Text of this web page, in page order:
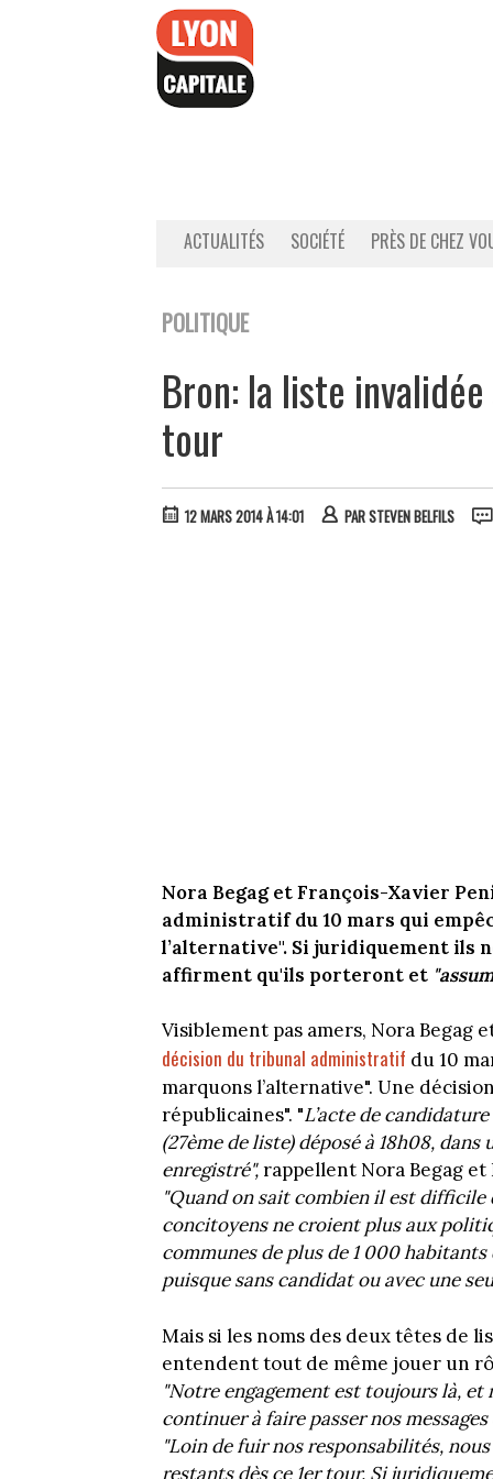
ACTUALITÉS SOCIÉTÉ PRÈS DE CHEZ
POLITIQUE
Bron: la liste
tour
12 MARS 2014 À 14:01 PARSTEVEN BELFILS
Nora Begag et François-Xavier
administratif du 10 mars qui
l’alternative". Si juridiquement ils
affirment qu'ils porteront et
Visiblement pas amers, Nora Begag
décision du tribunal administratif du 10
marquons l’alternative". Une
républicaines". "L’acte de
(27ème de liste) déposé à 18h08,
enregistré",rappellent Nora Begag
"Quand on sait combien il est
concitoyens ne croient plus aux
communes de plus de 1 000
puisque sans candidat ou avec une
Mais si les noms des deux têtes de
entendent tout de même jouer un
"Notre engagement est toujours là,
continuer à faire passer nos
"Loin de fuir nos responsabilités,
restants dès ce 1er tour. Si